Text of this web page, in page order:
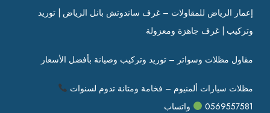
إعمار الرياض للمقاولات – غرف ساندوتش بانل الرياض | توريد
وتركيب | غرف جاهزة ومعزولة
مقاول مظلات وسواتر – توريد وتركيب وصيانة بأفضل الأسعار
مظلات سيارات ألمنيوم – فخامة ومتانة تدوم لسنوات
0569557581
واتساب